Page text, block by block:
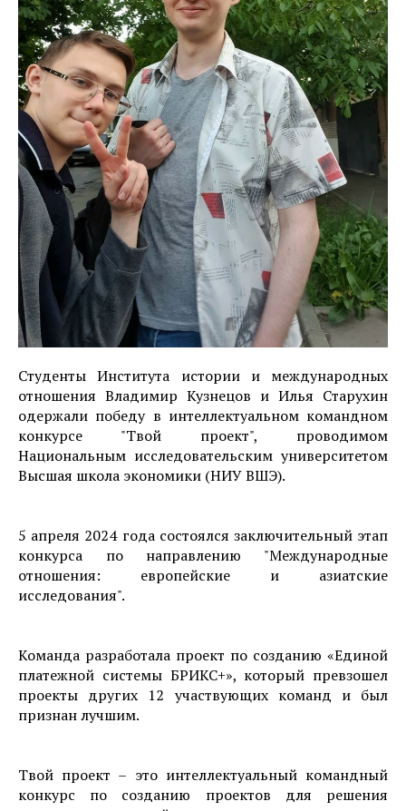
Студенты Института истории и международных
отношения Владимир Кузнецов и Илья Старухин
одержали победу в интеллектуальном командном
конкурсе "Твой проект", проводимом
Национальным исследовательским университетом
Высшая школа экономики (НИУ ВШЭ).
5 апреля 2024 года состоялся заключительный этап
конкурса по направлению "Международные
отношения: европейские и азиатские
исследования".
Команда разработала проект по созданию «Единой
платежной системы БРИКС+», который превзошел
проекты других 12 участвующих команд и был
признан лучшим.
Твой проект – это интеллектуальный командный
конкурс по созданию проектов для решения